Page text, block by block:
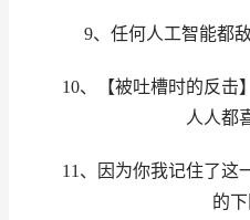
9、任何人工智能都
10、【被吐槽时的反击
人人都
11、因为你我记住了这
的下